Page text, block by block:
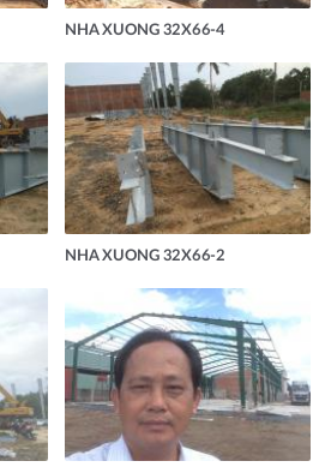
NHA XUONG 32X66-4
NHA XUONG 32X66-2